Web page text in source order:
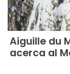
Aiguille du
acerca al